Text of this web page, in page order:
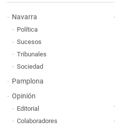
Navarra
Política
Sucesos
Tribunales
Sociedad
Pamplona
Opinión
Editorial
Colaboradores